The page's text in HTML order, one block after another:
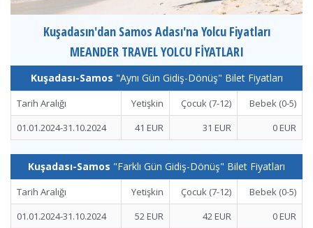
Kuşadasın'dan Samos Adası'na Yolcu Fiyatları
MEANDER TRAVEL YOLCU FİYATLARI
Kuşadası-Samos "Aynı Gün Gidiş-Dönüş" Bilet Fiyatları
Tarih Aralığı Yetişkin Çocuk (7-12)
Bebek (0-5)
01.01.2024-31.10.2024
41 EUR 31 EUR 0 EUR
Kuşadası-Samos "Farklı Gün Gidiş-Dönüş" Bilet Fiyatları
Tarih Aralığı Yetişkin Çocuk (7-12)
Bebek (0-5)
01.01.2024-31.10.2024
52 EUR 42 EUR 0 EUR